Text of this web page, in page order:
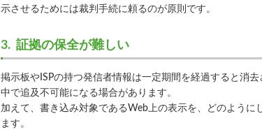
示させるためには裁判手続に頼るのが原則です。
証拠の保全が難しい
掲示板やISPの持つ発信者情報は一定期間を経過すると消
中で追及不可能になる場合があります。
加えて、書き込み対象であるWeb上の表示を、どのように
ます。